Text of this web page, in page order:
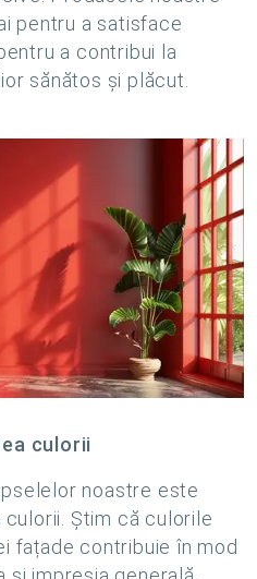
pentru a satisface
a contribui la
sănătos și plăcut.
culorii
noastre este
Știm că culorile
fațade contribuie în mod